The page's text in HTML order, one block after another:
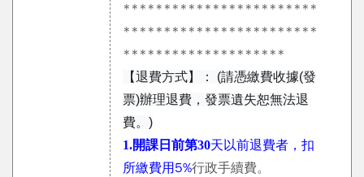
************************
************************
********************
【退費方式】： (請憑繳費收據(發
票)辦理退費，發票遺失恕無法退
費。)
1.開課日前第30天以前退費者，扣
所繳費用5%行政手續費。